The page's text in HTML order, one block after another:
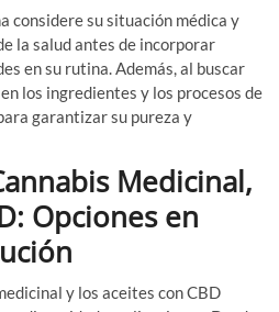
considere su situación médica y
la salud antes de incorporar
en su rutina. Además, al buscar
los ingredientes y los procesos de
garantizar su pureza y
Medicinal,
Opciones en
y los aceites con CBD